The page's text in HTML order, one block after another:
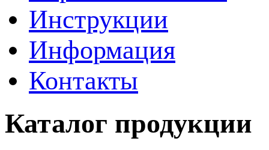
Инструкции
Информация
Контакты
Каталог продукции